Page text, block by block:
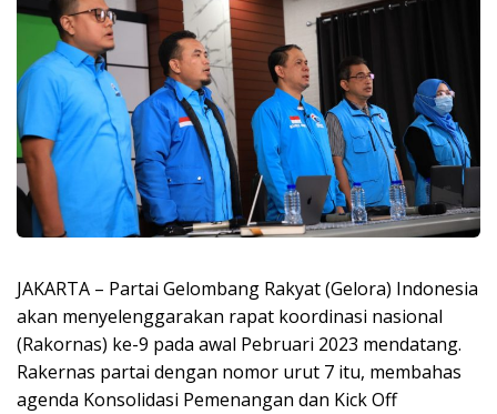
JAKARTA – Partai Gelombang Rakyat (Gelora) Indonesia
akan menyelenggarakan rapat koordinasi nasional
(Rakornas) ke-9 pada awal Pebruari 2023 mendatang.
Rakernas partai dengan nomor urut 7 itu, membahas
agenda Konsolidasi Pemenangan dan Kick Off